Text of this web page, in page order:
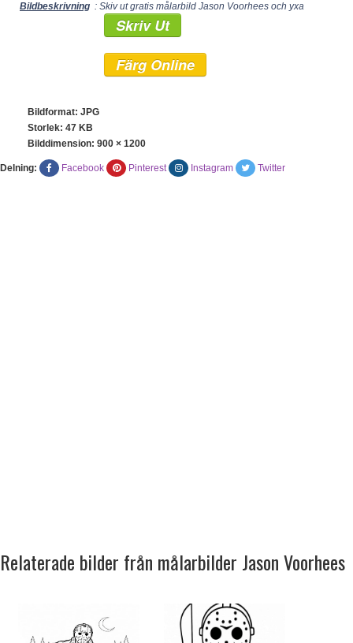
Bildbeskrivning : Skiv ut gratis målarbild Jason Voorhees och yxa
Skriv Ut
Färg Online
Bildformat: JPG
Storlek: 47 KB
Bilddimension: 900 × 1200
Delning: Facebook Pinterest Instagram Twitter
Relaterade bilder från målarbilder Jason Voorhees